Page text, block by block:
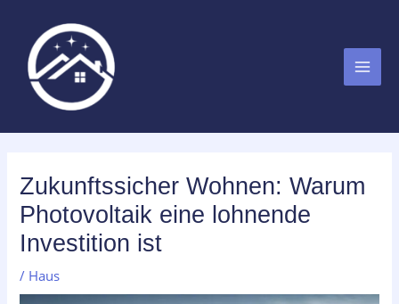
springen
Zukunftssicher Wohnen: Warum
Photovoltaik eine lohnende
Investition ist
/ Haus